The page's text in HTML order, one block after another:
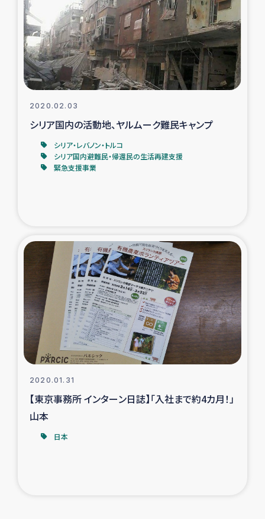
2020.02.03
シリア国内の活動地、ヤルムーク難民キャンプ
シリア・レバノン・トルコ
シリア国内避難民・帰還民の生活再建支援
緊急支援事業
2020.01.31
【東京事務所 インターン日誌】「入社まで約4カ月！」
山本
日本